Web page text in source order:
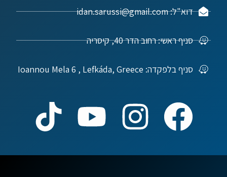
דוא"ל: idan.sarussi@gmail.com
סניף ראשי: רחוב הדר 40, קיסריה
סניף בלפקדה: Ioannou Mela 6 , Lefkáda, Greece